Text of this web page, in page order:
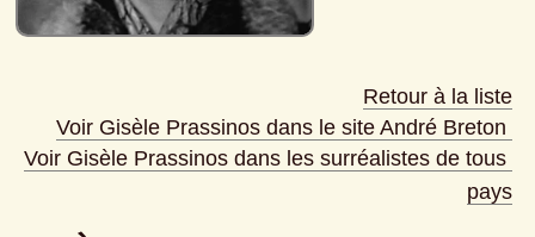
Retour à la liste
Voir Gisèle Prassinos dans le site André Breton
Voir Gisèle Prassinos dans les surréalistes de tous
pays